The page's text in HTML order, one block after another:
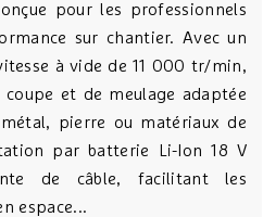
pour les professionnels
sur chantier. Avec un
à vide de 11 000 tr/min,
et de meulage adaptée
pierre ou matériaux de
par batterie Li-Ion 18 V
de câble, facilitant les
espace...